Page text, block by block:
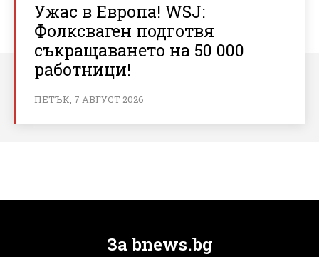
Ужас в Европа! WSJ:
Фолксваген подготвя
съкращаването на 50 000
работници!
ПЕТЪК, 7 АВГУСТ 2026
За bnews.bg